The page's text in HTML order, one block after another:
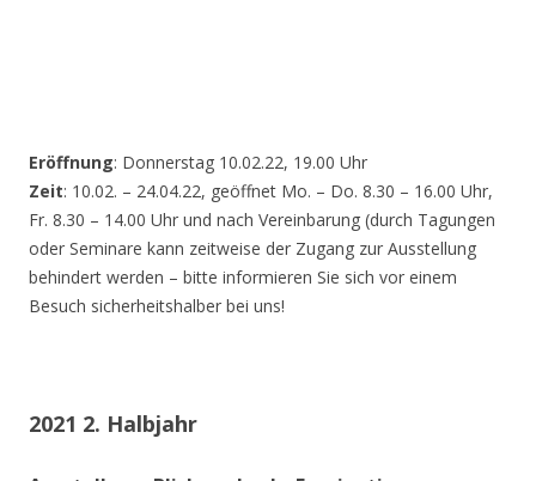
Eröffnung: Donnerstag 10.02.22, 19.00 Uhr
Zeit: 10.02. – 24.04.22, geöffnet Mo. – Do. 8.30 – 16.00 Uhr,
Fr. 8.30 – 14.00 Uhr und nach Vereinbarung (durch Tagungen
oder Seminare kann zeitweise der Zugang zur Ausstellung
behindert werden – bitte informieren Sie sich vor einem
Besuch sicherheitshalber bei uns!
2021 2. Halbjahr